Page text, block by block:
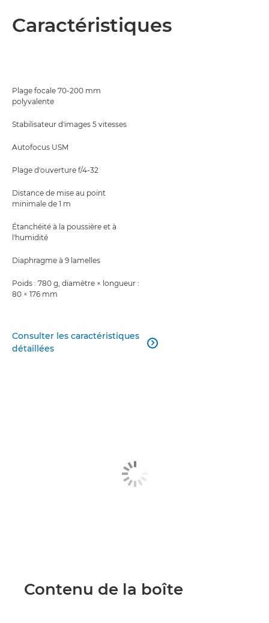
Caractéristiques
Plage focale 70-200 mm
polyvalente
Stabilisateur d'images 5 vitesses
Autofocus USM
Plage d'ouverture f/4-32
Distance de mise au point
minimale de 1 m
Étanchéité à la poussière et à
l'humidité
Diaphragme à 9 lamelles
Poids : 780 g, diamètre × longueur :
80 × 176 mm
Consulter les caractéristiques
détaillées

Contenu de la boîte